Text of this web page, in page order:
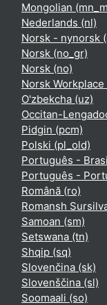
Mongolian
Nederlands ‎(nl)‎
Norsk - nynorsk
Norsk ‎(no_gr)‎
Norsk ‎(no)‎
Norsk Workplace
O'zbekcha ‎(uz)‎
Occitan-
Pidgin ‎(pcm)‎
Polski ‎(pl_old)‎
Português -
Português -
Română ‎(ro)‎
Romansh
Samoan ‎(sm)‎
Setswana ‎(tn)‎
Shqip ‎(sq)‎
Slovenčina ‎(sk)‎
Slovenščina ‎(sl)‎
Soomaali ‎(so)‎